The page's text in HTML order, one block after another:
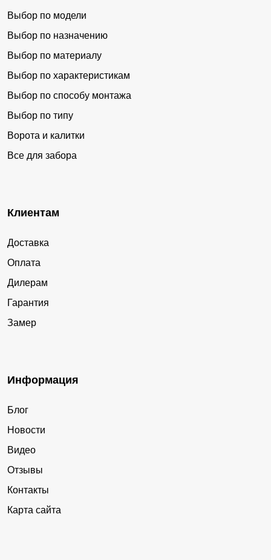
Выбор по модели
Выбор по назначению
Выбор по материалу
Выбор по характеристикам
Выбор по способу монтажа
Выбор по типу
Ворота и калитки
Все для забора
Клиентам
Доставка
Оплата
Дилерам
Гарантия
Замер
Информация
Блог
Новости
Видео
Отзывы
Контакты
Карта сайта